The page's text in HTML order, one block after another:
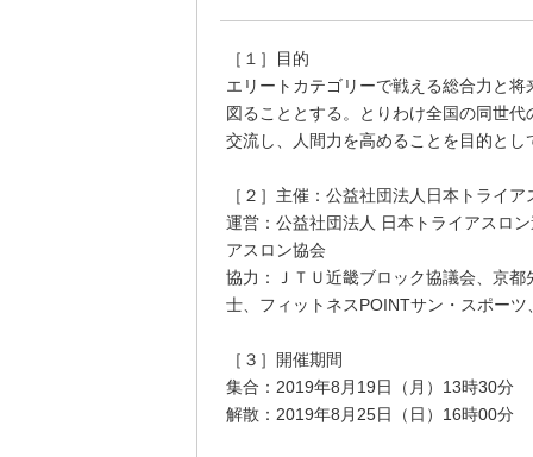
［１］目的
エリートカテゴリーで戦える総合力と
図ることとする。とりわけ全国の同世
交流し、人間力を高めることを目的とし
［２］主催：公益社団法人日本トライ
運営：公益社団法人 日本トライアスロ
アスロン協会
協力：ＪＴＵ近畿ブロック協議会、京
士、フィットネスPOINTサン・スポーツ
［３］開催期間
集合：2019年8月19日（月）13時30分
解散：2019年8月25日（日）16時00分